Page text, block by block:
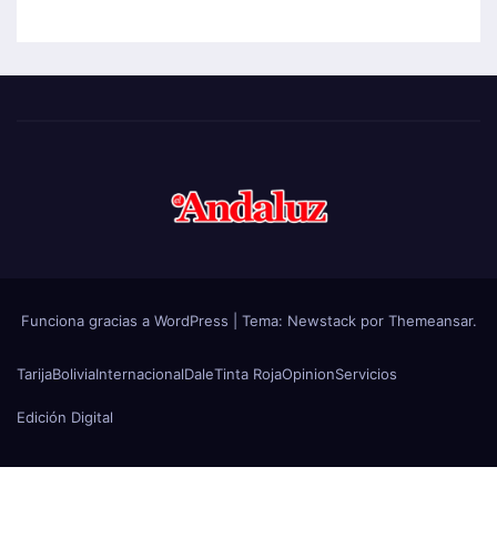
Funciona gracias a WordPress Tema: Newstackpor Themeansar.
TarijaBoliviaInternacionalDaleTinta RojaOpinionServicios
Edición Digital